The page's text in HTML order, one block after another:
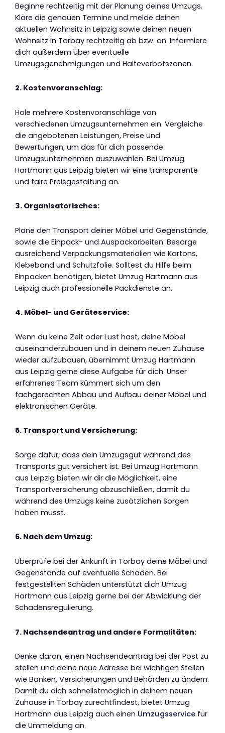
Beginne rechtzeitig mit der Planung deines Umzugs.
Kläre die genauen Termine und melde deinen
aktuellen Wohnsitz in Leipzig sowie deinen neuen
Wohnsitz in Torbay rechtzeitig ab bzw. an. Informiere
dich außerdem über eventuelle
Umzugsgenehmigungen und Halteverbotszonen.
2. Kostenvoranschlag:
Hole mehrere Kostenvoranschläge von
verschiedenen Umzugsunternehmen ein. Vergleiche
die angebotenen Leistungen, Preise und
Bewertungen, um das für dich passende
Umzugsunternehmen auszuwählen. Bei Umzug
Hartmann aus Leipzig bieten wir eine transparente
und faire Preisgestaltung an.
3. Organisatorisches:
Plane den Transport deiner Möbel und Gegenstände,
sowie die Einpack- und Auspackarbeiten. Besorge
ausreichend Verpackungsmaterialien wie Kartons,
Klebeband und Schutzfolie. Solltest du Hilfe beim
Einpacken benötigen, bietet Umzug Hartmann aus
Leipzig auch professionelle Packdienste an.
4. Möbel- und Geräteservice:
Wenn du keine Zeit oder Lust hast, deine Möbel
auseinanderzubauen und in deinem neuen Zuhause
wieder aufzubauen, übernimmt Umzug Hartmann
aus Leipzig gerne diese Aufgabe für dich. Unser
erfahrenes Team kümmert sich um den
fachgerechten Abbau und Aufbau deiner Möbel und
elektronischen Geräte.
5. Transport und Versicherung:
Sorge dafür, dass dein Umzugsgut während des
Transports gut versichert ist. Bei Umzug Hartmann
aus Leipzig bieten wir dir die Möglichkeit, eine
Transportversicherung abzuschließen, damit du
während des Umzugs keine zusätzlichen Sorgen
haben musst.
6. Nach dem Umzug:
Überprüfe bei der Ankunft in Torbay deine Möbel und
Gegenstände auf eventuelle Schäden. Bei
festgestellten Schäden unterstützt dich Umzug
Hartmann aus Leipzig gerne bei der Abwicklung der
Schadensregulierung.
7. Nachsendeantrag und andere Formalitäten:
Denke daran, einen Nachsendeantrag bei der Post zu
stellen und deine neue Adresse bei wichtigen Stellen
wie Banken, Versicherungen und Behörden zu ändern.
Damit du dich schnellstmöglich in deinem neuen
Zuhause in Torbay zurechtfindest, bietet Umzug
Hartmann aus Leipzig auch einen Umzugsservice für
die Ummeldung an.